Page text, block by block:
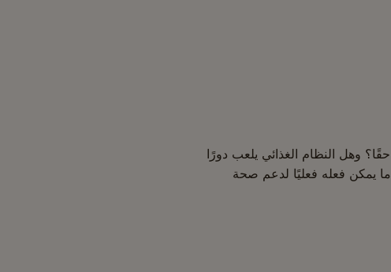
وهل النظام الغذائي يلعب دورًا
يمكن فعله فعليًا لدعم صحة